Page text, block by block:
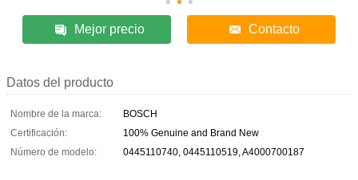
Mejor precio Contacto
Datos del producto
Nombre de la marca:
BOSCH
Certificación:
100% Genuine and Brand New
Número de modelo:
0445110740, 0445110519, A4000700187